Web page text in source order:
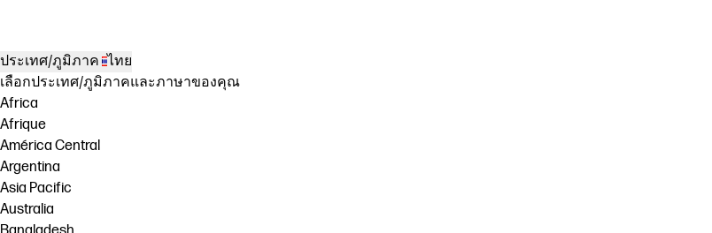
ประเทศ/ภูมิภาค ไทย
เลือกประเทศ/ภูมิภาคและภาษาของคุณ
Africa
Afrique
América Central
Argentina
Asia Pacific
Australia